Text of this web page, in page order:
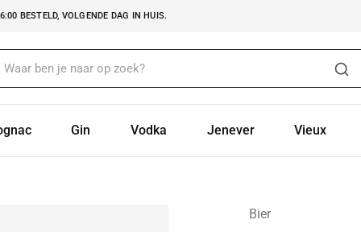
BESTELD, VOLGENDE DAG IN HUIS.
Gin Vodka Jenever Vieux
Bier